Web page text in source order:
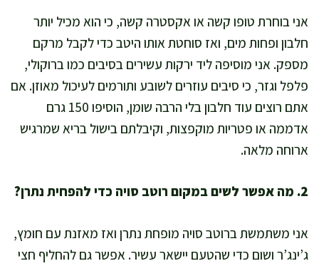
אני בוחרת טופו קשה או אקסטרה קשה, כי הוא מכיל יותר
חלבון ופחות מים, ואז סוחטת אותו היטב כדי לקבל מרקם
מספק. אני מוסיפה ליד ירקות עשירים בסיבים כמו ברוקולי,
פלפל וגזר, כי סיבים עוזרים לשובע ותורמים לעיכול מאוזן. אם
אתם רוצים עוד חלבון בלי הרבה שומן, הוסיפו 150 גרם
אדממה או פטריות מוקפצות, וקיבלתם בישול בריא שמרגיש
ארוחה מלאה.
2. מה אפשר לשים במקום רוטב סויה כדי להפחית נתרן?
אני משתמשת ברוטב סויה מופחת נתרן ואז מאזנת עם חומץ,
ג’ינג’ר ושום כדי שהטעם יישאר עשיר. אפשר גם להחליף חצי